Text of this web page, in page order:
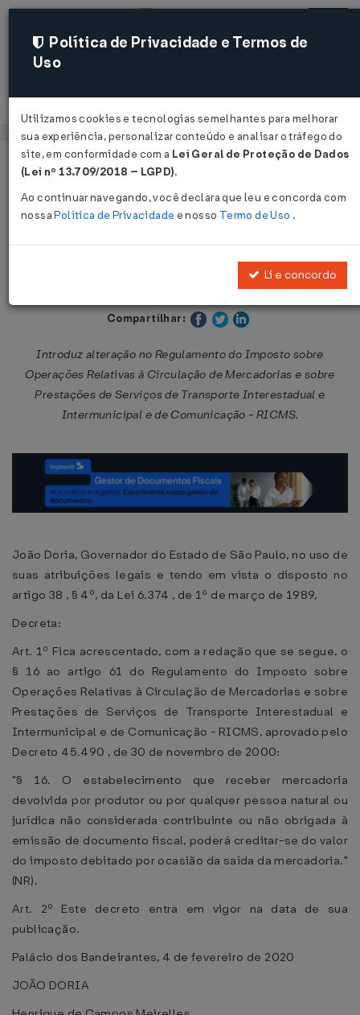
Acessar
Página Inicial Legislações
Decreto Nº 64772 DE 04/02/2020
Publicado no DOE - SP em 5 fev 2020
Compartilhar:
Introduz alteração no Regulamento do Imposto sobre
Operações Relativas à Circulação de Mercadorias e sobre
Prestações de Serviços de Transporte Interestadual e
Intermunicipal e de Comunicação - RICMS.
João Doria, Governador do Estado de São Paulo, no uso de
suas atribuições legais e tendo em vista o disposto no
artigo 38 , § 4º, da Lei 6.374 , de 1º de março de 1989,
Decreta:
Art. 1º Fica acrescentado, com a redação que se segue, o
§ 16 ao artigo 61 do Regulamento do Imposto sobre
Operações Relativas à Circulação de Mercadorias e sobre
Prestações de Serviços de Transporte Interestadual e
Intermunicipal e de Comunicação - RICMS, aprovado pelo
Decreto 45.490 , de 30 de novembro de 2000:
"§ 16. O estabelecimento que receber mercadoria
devolvida por produtor ou por qualquer pessoa natural ou
jurídica não considerada contribuinte ou não obrigada à
emissão de documento fiscal, poderá creditar-se do valor
do imposto debitado por ocasião da saída da mercadoria."
(NR).
Art. 2º Este decreto entra em vigor na data de sua
publicação.
Palácio dos Bandeirantes, 4 de fevereiro de 2020
JOÃO DORIA
Política de Privacidade e Termos de
Uso
Utilizamos cookies e tecnologias semelhantes para melhorar
sua experiência, personalizar conteúdo e analisar o tráfego do
site, em conformidade com a Lei Geral de Proteção de Dados
(Lei nº 13.709/2018 – LGPD).
Ao continuar navegando, você declara que leu e concorda com
nossaPolítica de Privacidade e nosso Termo de Uso .
Li e concordo